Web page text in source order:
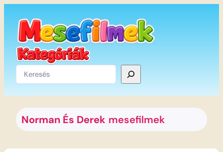
tartalomhoz
Keresés
Norman És Derek mesefilmek